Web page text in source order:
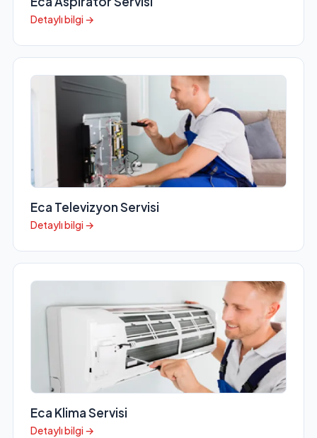
Detaylı bilgi →
Eca Televizyon Servisi
Detaylı bilgi →
Eca Klima Servisi
Detaylı bilgi →